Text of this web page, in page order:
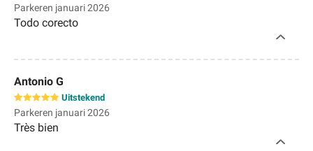
Parkeren januari 2026
Todo corecto
Antonio G
Uitstekend
Parkeren januari 2026
Très bien